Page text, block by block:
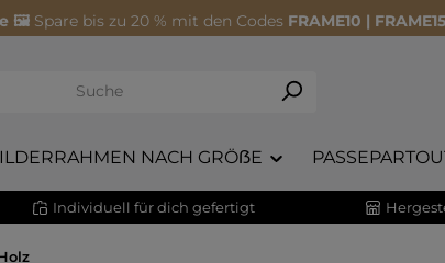
🖼️ Spare bis zu 20 % mit den Codes FRAME10 |
NACH GRÖẞE
Individuell für dich gefertigt